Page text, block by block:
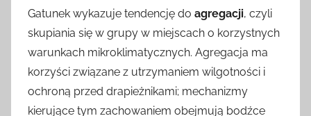
Gatunek wykazuje tendencję do agregacji, czyli
skupiania się w grupy w miejscach o korzystnych
warunkach mikroklimatycznych. Agregacja ma
korzyści związane z utrzymaniem wilgotności i
ochroną przed drapieżnikami; mechanizmy
kierujące tym zachowaniem obejmują bodźce